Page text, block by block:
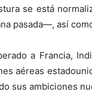
se está
pasada—, así
a Francia,
aéreas
sus ambiciones